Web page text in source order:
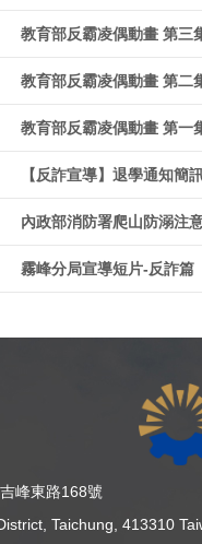
教育部反霸凌偶動畫 第三
教育部反霸凌偶動畫 第二
教育部反霸凌偶動畫 第一
【反詐宣導】退學通知簡
內政部消防署爬山防溺注
霧峰分局宣導短片-反詐篇
峰東路168號
Taichung, 413310